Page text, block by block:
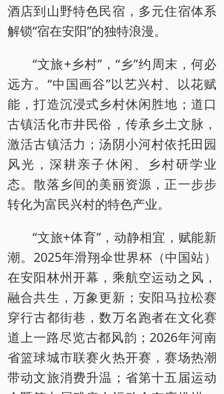
酒店到山野特色民宿，多元住宿体系
解锁“宿在安阳”的独特浪漫。
“文旅+乡村”，“乡”约周末，何必
远方。“中国画谷”以艺兴村、以花赋
能，打造沉浸式乡村休闲胜地；道口
古镇活化市井民俗，传承乡土文脉，
激活古镇活力；汤阴小河村依托田园
风光，深耕亲子休闲、乡村研学业
态。散落乡间的美丽资源，正一步步
转化为富民兴村的特色产业。
“文旅+体育”，动静相宜，赋能新
潮。2025年滑翔伞世界杯（中国站）
在安阳林州开幕，乘航空运动之风，
融合共生，万象更新；安阳马拉松赛
穿行古都街巷，数万名跑者在文化赛
道上一路尽览古都风韵；2026年河南
省篮球城市联赛火热开赛，赛场热潮
带动文旅消费升温；省第十五届运动